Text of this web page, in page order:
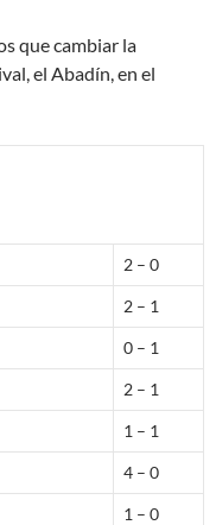
que cambiar la
el Abadín, en el
2 – 0
2 – 1
0 – 1
2 – 1
1 – 1
4 – 0
1 – 0